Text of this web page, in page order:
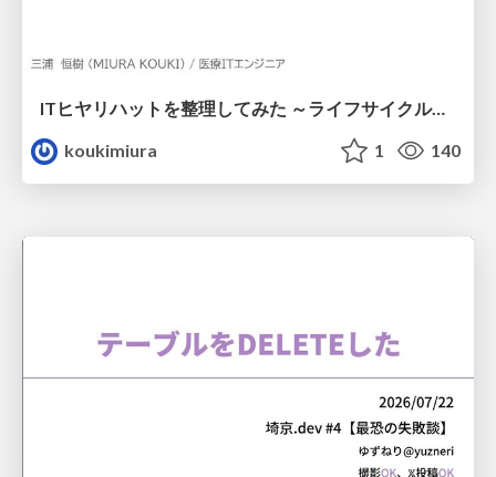
ITヒヤリハットを整理してみた ～ライフサイクルと原因から考える再発防止策～
koukimiura
1 140